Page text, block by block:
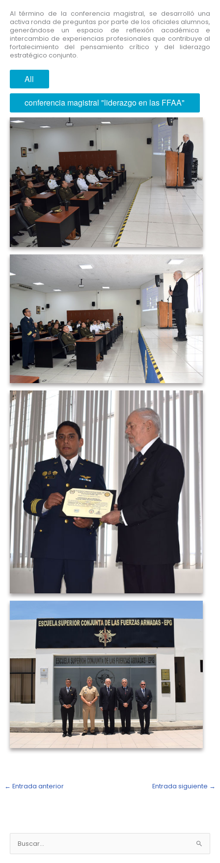
Al término de la conferencia magistral, se desarrolló una
activa ronda de preguntas por parte de los oficiales alumnos,
generándose un espacio de reflexión académica e
intercambio de experiencias profesionales que contribuye al
fortalecimiento del pensamiento crítico y del liderazgo
estratégico conjunto.
All
conferencia magistral "liderazgo en las FFAA"
← Entrada anterior Entrada siguiente →